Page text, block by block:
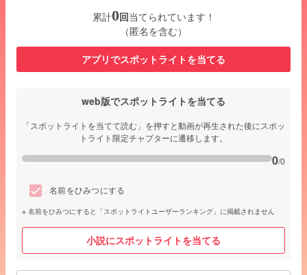
累計0回当てられています！
（匿名を含む）
アプリでスポットライトを当てる
web版でスポットライトを当てる
「スポットライトを当てて読む」を押すと動画が再生された後にスポッ
トライト限定チャプターに遷移します。
0/0
名前をひみつにする
名前をひみつにすると「スポットライトユーザーランキング」に掲載されません
小説にスポットライトを当てる